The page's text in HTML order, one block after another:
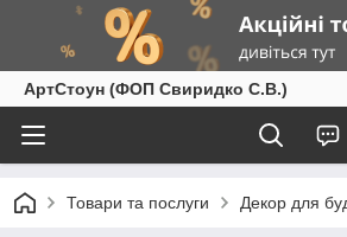
АртСтоун (ФОП Свиридко С.В.)
Товари та послуги Декор для